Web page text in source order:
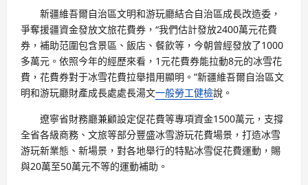
新疆維吾爾自治區文明和游玩廳結合自治區成長改造委，
爭奪援疆資金發放文旅花費券，“我們估計發放2400萬元花費
券，補助范圍包含景區、飯店、餐飲等，今朝曾經發放了1000
多萬元。依照今年的經歷來看，1元花費券能拉動8元的冰雪花
費，花費券對于冰雪花費拉舉措用顯明。”新疆維吾爾自治區文
明和游玩廳財產成長處處長湯文一般勞工健檢說。
遼寧省財務廳兼顧設定促花費等專項資金1500萬元，支撐
全省各級商務、文旅等部分豐盛冰雪游玩花費場景，打造冰雪
游玩新業態、新場景，對各地舉行的特點冰雪促花費運動，賜
與20萬至50萬元不等的運動補助。